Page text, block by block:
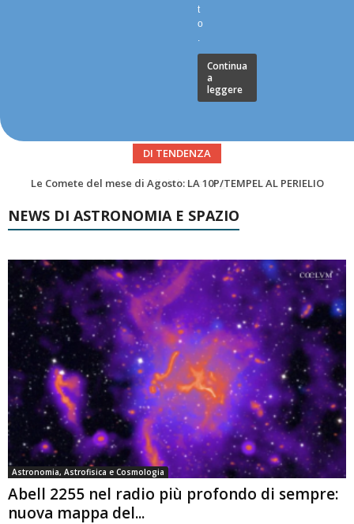
t
o
.
Continua
a
leggere
DI TENDENZA
Asteroidi del mese Agosto 2026
NEWS DI ASTRONOMIA E SPAZIO
Astronomia, Astrofisica e Cosmologia
Abell 2255 nel radio più profondo di sempre:
nuova mappa del...